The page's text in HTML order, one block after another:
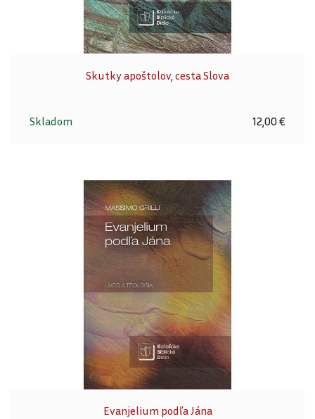
Skutky apoštolov, cesta Slova
Skladom 12,00 €
Evanjelium podľa Jána